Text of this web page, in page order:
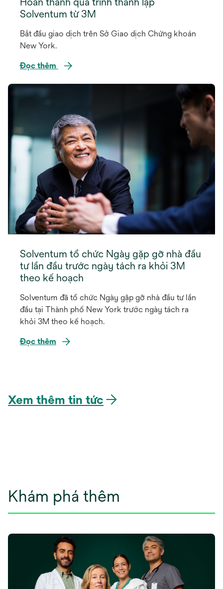
Solventum từ 3M
Bắt đầu giao dịch trên Sở Giao dịch Chứng khoán
New York.
Đọc thêm
opens
tab
Solventum tổ chức Ngày gặp gỡ nhà đầu
tư lần đầu trước ngày tách ra khỏi 3M
theo kế hoạch
Solventum đã tổ chức Ngày gặp gỡ nhà đầu tư lần
đầu tại Thành phố New York trước ngày tách ra
khỏi 3M theo kế hoạch.
Đọc thêm
new
Xem thêm tin tức
Khám phá thêm